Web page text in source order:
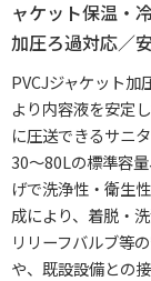
ャケット保温・
加圧ろ過対応／
PVCJジャケット加
より内容液を安定
に圧送できるサニ
30〜80Lの標準容
げで洗浄性・衛生
成により、着脱・
リリーフバルブ等
や、既設設備との